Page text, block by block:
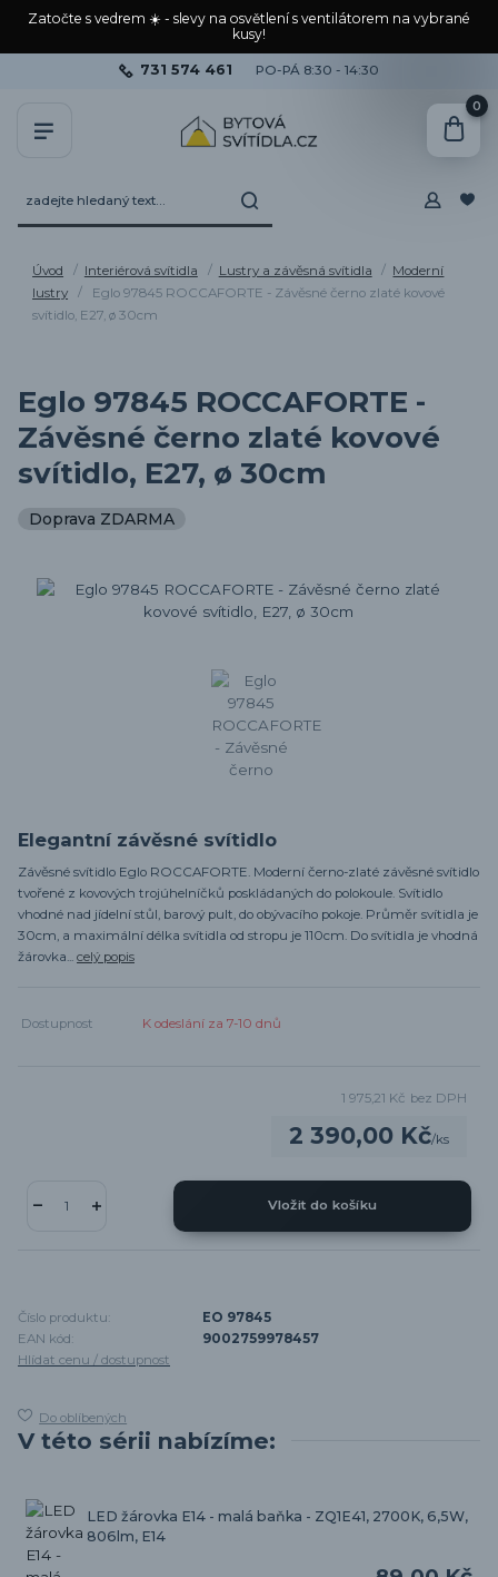
Zatočte s vedrem ☀️ - slevy na osvětlení s ventilátorem na vybrané
kusy!
731 574 461 PO-PÁ 8:30 - 14:30
0
Úvod Interiérová svítidla Lustry a závěsná svítidla
Moderní
lustry
Eglo 97845 ROCCAFORTE - Závěsné černo zlaté kovové
svítidlo, E27, ø 30cm
Eglo 97845 ROCCAFORTE -
Závěsné černo zlaté kovové
svítidlo, E27, ø 30cm
Doprava ZDARMA
Elegantní závěsné svítidlo
Závěsné svítidlo Eglo ROCCAFORTE. Moderní černo-zlaté závěsné svítidlo
tvořené z kovových trojúhelníčků poskládaných do polokoule. Svítidlo
vhodné nad jídelní stůl, barový pult, do obývacího pokoje. Průměr svítidla je
30cm, a maximální délka svítidla od stropu je 110cm. Do svítidla je vhodná
žárovka... celý popis
Dostupnost K odeslání za 7-10 dnů
2 390,00 Kč/ks
1 975,21 Kč bez DPH
Vložit do košíku
Číslo produktu:
EO 97845
EAN kód:
9002759978457
Hlídat cenu / dostupnost
Do oblíbených
V této sérii nabízíme:
LED žárovka E14 - malá baňka - ZQ1E41, 2700K, 6,5W,
806lm, E14